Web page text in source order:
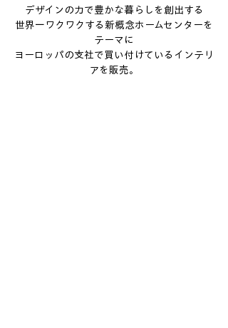
デザインの力で豊かな暮らしを創出する
世界一ワクワクする新概念ホームセンターを
テーマに
ヨーロッパの支社で買い付けているインテリ
アを販売。